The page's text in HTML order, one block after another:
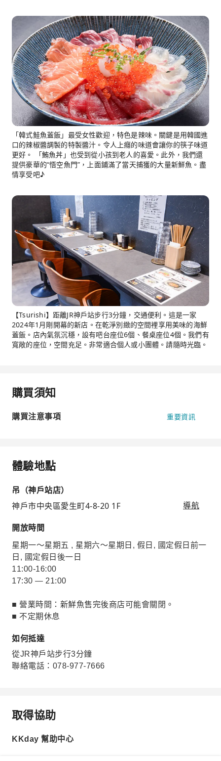
「韓式鮭魚蓋飯」最受女性歡迎，特色是辣味。關鍵是用韓國進
口的辣椒醬調製的特製醬汁。令人上癮的味道會讓你的筷子味道
更好。 「鮪魚丼」也受到從小孩到老人的喜愛。此外，我們還
提供豪華的“悟空魚門”，上面鋪滿了當天捕獲的大量新鮮魚。盡
情享受吧♪
【Tsurishi】距離JR神戶站步行3分鐘，交通便利。這是一家
2024年1月剛開幕的新店。在乾淨別緻的空間裡享用美味的海鮮
蓋飯。店內氣氛沉穩，設有吧台座位6個、餐桌座位4個。我們有
寬敞的座位，空間充足。非常適合個人或小團體。請隨時光臨。
購買須知
購買注意事項 重要資訊
體驗地點
吊（神戶站店）
神戶市中央區愛生町4-8-20 1F
導航
開放時間
星期一～星期五 , 星期六～星期日, 假日, 國定假日前一
日, 國定假日後一日
11:00-16:00
17:30 — 21:00
■ 營業時間：新鮮魚售完後商店可能會關閉。
■ 不定期休息
如何抵達
從JR神戶站步行3分鐘
聯絡電話：078-977-7666
取得協助
KKday 幫助中心